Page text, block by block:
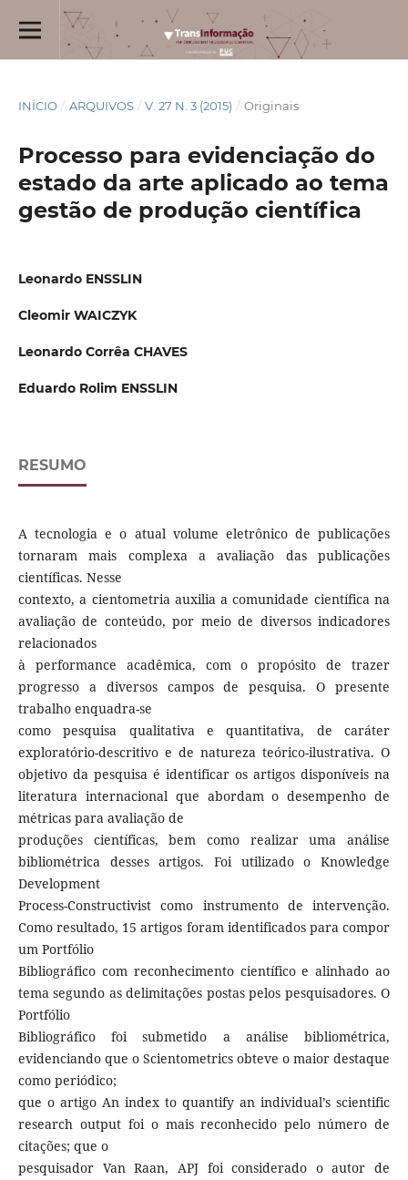
INÍCIO / ARQUIVOS / V. 27 N. 3 (2015) / Originais
Processo para evidenciação do
estado da arte aplicado ao tema
gestão de produção científica
Leonardo ENSSLIN
Cleomir WAICZYK
Leonardo Corrêa CHAVES
Eduardo Rolim ENSSLIN
RESUMO
A tecnologia e o atual volume eletrônico de publicações
tornaram mais complexa a avaliação das publicações
científicas. Nesse
contexto, a cientometria auxilia a comunidade científica na
avaliação de conteúdo, por meio de diversos indicadores
relacionados
à performance acadêmica, com o propósito de trazer
progresso a diversos campos de pesquisa. O presente
trabalho enquadra-se
como pesquisa qualitativa e quantitativa, de caráter
exploratório-descritivo e de natureza teórico-ilustrativa. O
objetivo da pesquisa é identificar os artigos disponíveis na
literatura internacional que abordam o desempenho de
métricas para avaliação de
produções científicas, bem como realizar uma análise
bibliométrica desses artigos. Foi utilizado o Knowledge
Development
Process-Constructivist como instrumento de intervenção.
Como resultado, 15 artigos foram identificados para compor
um Portfólio
Bibliográfico com reconhecimento científico e alinhado ao
tema segundo as delimitações postas pelos pesquisadores. O
Portfólio
Bibliográfico foi submetido a análise bibliométrica,
evidenciando que o Scientometrics obteve o maior destaque
como periódico;
que o artigo An index to quantify an individual’s scientific
research output foi o mais reconhecido pelo número de
citações; que o
pesquisador Van Raan, APJ foi considerado o autor de